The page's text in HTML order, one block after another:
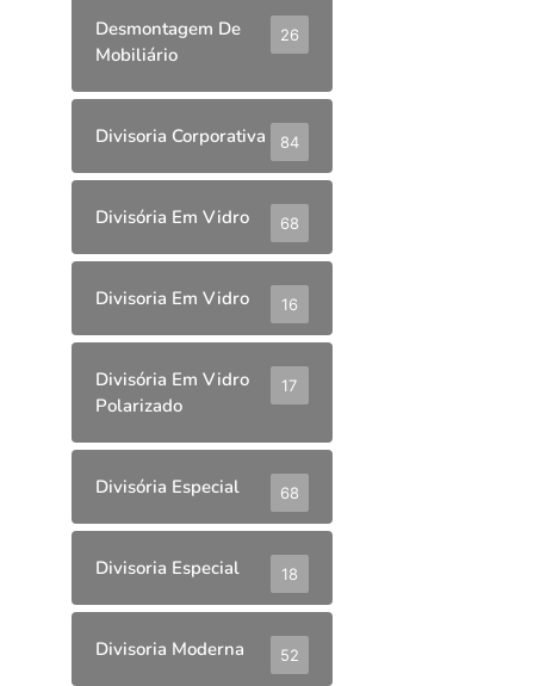
Desmontagem De
Mobiliário
26
Divisoria Corporativa 84
Divisória Em Vidro 68
Divisoria Em Vidro 16
Divisória Em Vidro
Polarizado
17
Divisória Especial 68
Divisoria Especial 18
Divisoria Moderna 52